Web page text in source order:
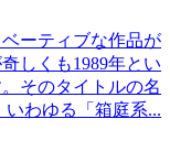
ーティブな作品が
しくも1989年とい
そのタイトルの名
わゆる「箱庭系...